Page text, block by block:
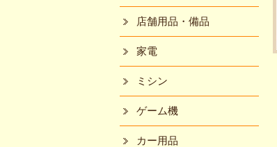
店舗用品・備品
家電
ミシン
ゲーム機
カー用品